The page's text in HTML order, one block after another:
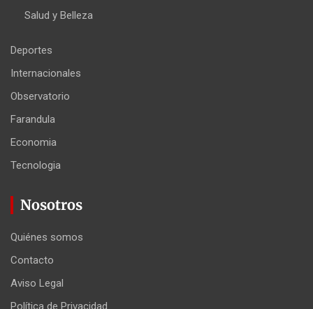
Salud y Belleza
Deportes
Internacionales
Observatorio
Farandula
Economia
Tecnologia
Nosotros
Quiénes somos
Contacto
Aviso Legal
Política de Privacidad